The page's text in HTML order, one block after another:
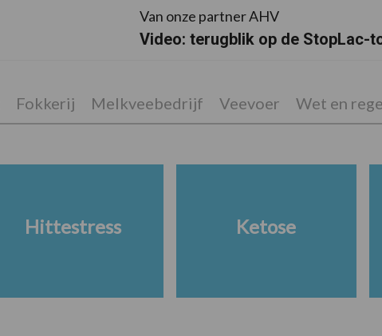
Van onze partner AHV
Video: terugblik op de StopLac-
Fokkerij Melkveebedrijf Veevoer Wet en
Hittestress Ketose